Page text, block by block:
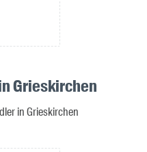
Grieskirchen
in Grieskirchen